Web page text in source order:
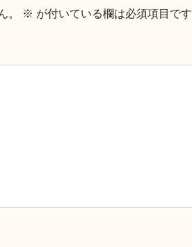
。 ※ が付いている欄は必須項目です